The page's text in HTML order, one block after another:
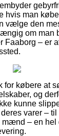
hvis man
vælge den
om man
Faaborg – er
for købere at
og
kunne
varer –
– en hel